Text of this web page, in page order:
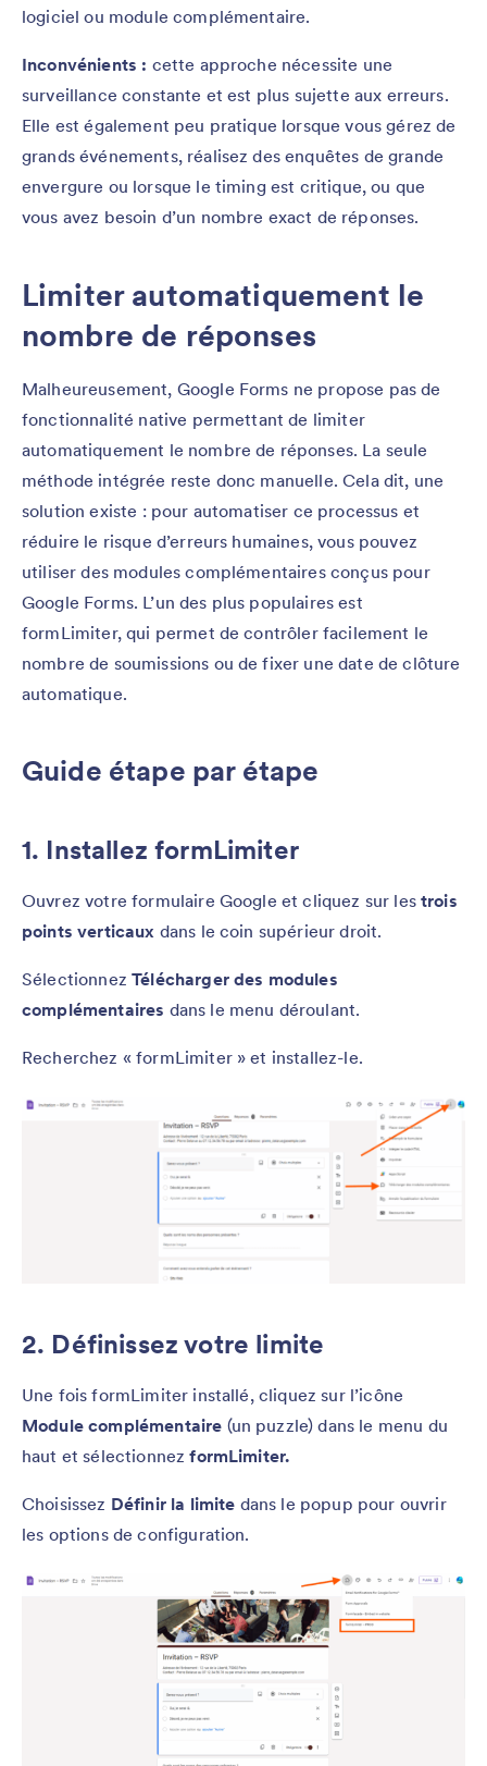
logiciel ou module complémentaire.
Inconvénients : cette approche nécessite une
surveillance constante et est plus sujette aux erreurs.
Elle est également peu pratique lorsque vous gérez de
grands événements, réalisez des enquêtes de grande
envergure ou lorsque le timing est critique, ou que
vous avez besoin d’un nombre exact de réponses.
Limiter automatiquement le
nombre de réponses
Malheureusement, Google Forms ne propose pas de
fonctionnalité native permettant de limiter
automatiquement le nombre de réponses. La seule
méthode intégrée reste donc manuelle. Cela dit, une
solution existe : pour automatiser ce processus et
réduire le risque d’erreurs humaines, vous pouvez
utiliser des modules complémentaires conçus pour
Google Forms. L’un des plus populaires est
formLimiter, qui permet de contrôler facilement le
nombre de soumissions ou de fixer une date de clôture
automatique.
Guide étape par étape
1. Installez formLimiter
Ouvrez votre formulaire Google et cliquez sur les trois
points verticaux dans le coin supérieur droit.
SélectionnezTélécharger des modules
complémentaires dans le menu déroulant.
Recherchez « formLimiter » et installez-le.
2. Définissez votre limite
Une fois formLimiter installé, cliquez sur l’icône
Module complémentaire (un puzzle) dans le menu du
haut et sélectionnezformLimiter.
Choisissez Définir la limite dans le popup pour ouvrir
les options de configuration.